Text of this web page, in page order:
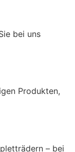
bei uns
Produkten,
– bei